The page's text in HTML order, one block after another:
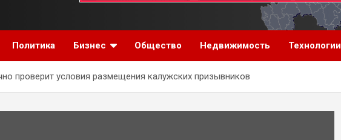
Политика Бизнес Общество Недвижимость Технологии
проверит условия размещения калужских призывников